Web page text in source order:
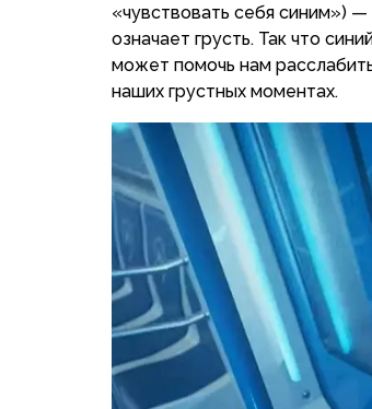
«чувствовать себя синим»)
означает грусть. Так что
может помочь нам
наших грустных моментах.